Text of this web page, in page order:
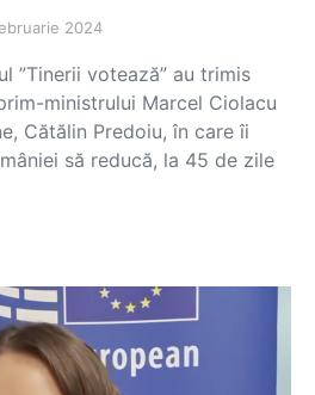
2024
”Tinerii votează” au trimis
ministrului Marcel Ciolacu
Cătălin Predoiu, în care îi
să reducă, la 45 de zile